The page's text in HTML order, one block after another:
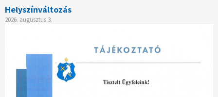
Helyszínváltozás
2026. augusztus 3.